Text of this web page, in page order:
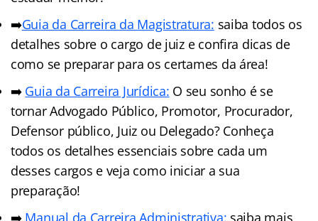
➡️Guia da Carreira da Magistratura: saiba todos os
detalhes sobre o cargo de juiz e confira dicas de
como se preparar para os certames da área!
➡️ Guia da Carreira Jurídica: O seu sonho é se
tornar Advogado Público, Promotor, Procurador,
Defensor público, Juiz ou Delegado? Conheça
todos os detalhes essenciais sobre cada um
desses cargos e veja como iniciar a sua
preparação!
➡️Manual da Carreira Administrativa: saiba mais